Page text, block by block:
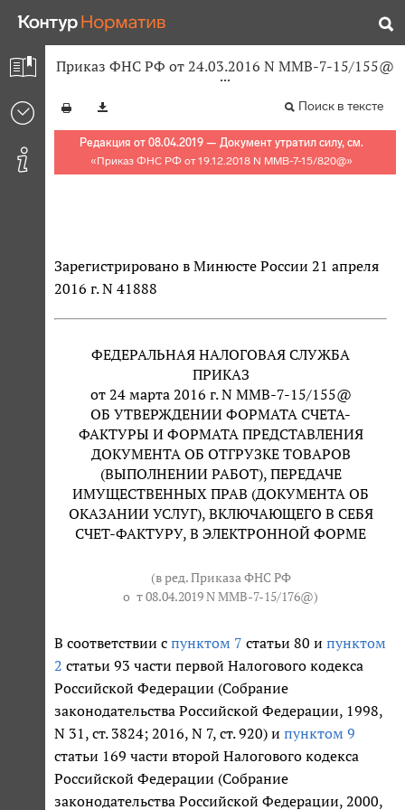
Приказ ФНС РФ от 24.03.2016 N ММВ-7-15/155@
Поиск в тексте
Редакция от 08.04.2019 — Документ утратил силу, см.
«Приказ ФНС РФ от 19.12.2018 N ММВ-7-15/820@»
Зарегистрировано в Минюсте России 21 апреля
2016 г. N 41888
ФЕДЕРАЛЬНАЯ НАЛОГОВАЯ СЛУЖБА
ПРИКАЗ
от 24 марта 2016 г. N ММВ-7-15/155@
ОБ УТВЕРЖДЕНИИ ФОРМАТА СЧЕТА-
ФАКТУРЫ И ФОРМАТА ПРЕДСТАВЛЕНИЯ
ДОКУМЕНТА ОБ ОТГРУЗКЕ ТОВАРОВ
(ВЫПОЛНЕНИИ РАБОТ), ПЕРЕДАЧЕ
ИМУЩЕСТВЕННЫХ ПРАВ (ДОКУМЕНТА ОБ
ОКАЗАНИИ УСЛУГ), ВКЛЮЧАЮЩЕГО В СЕБЯ
СЧЕТ-ФАКТУРУ, В ЭЛЕКТРОННОЙ ФОРМЕ
(в ред. Приказа ФНС РФ
о т 08.04.2019 N ММВ-7-15/176@)
В соответствии с пунктом 7 статьи 80 и пунктом
2 статьи 93 части первой Налогового кодекса
Российской Федерации (Собрание
законодательства Российской Федерации, 1998,
N 31, ст. 3824; 2016, N 7, ст. 920) и пунктом 9
статьи 169 части второй Налогового кодекса
Российской Федерации (Собрание
законодательства Российской Федерации, 2000,